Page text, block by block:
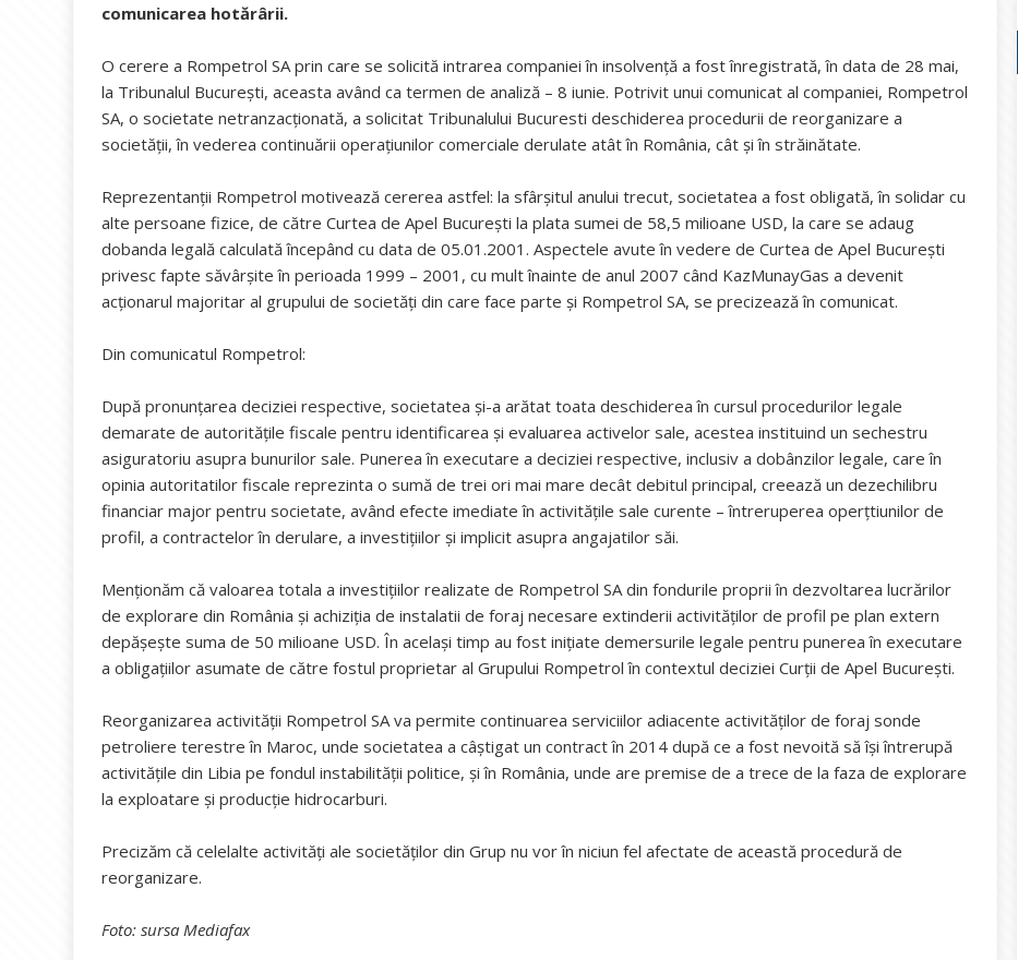
comunicarea hotărârii.
O cerere a Rompetrol SA prin care se solicită intrarea companiei în insolvență a fost înregistrată, în data de 28 mai,
la Tribunalul Bucureşti, aceasta având ca termen de analiză – 8 iunie. Potrivit unui comunicat al companiei, Rompetrol
SA, o societate netranzacționată, a solicitat Tribunalului Bucuresti deschiderea procedurii de reorganizare a
societății, în vederea continuării operațiunilor comerciale derulate atât în România, cât și în străinătate.
Reprezentanții Rompetrol motivează cererea astfel: la sfârșitul anului trecut, societatea a fost obligată, în solidar cu
alte persoane fizice, de către Curtea de Apel București la plata sumei de 58,5 milioane USD, la care se adaug
dobanda legală calculată începând cu data de 05.01.2001. Aspectele avute în vedere de Curtea de Apel București
privesc fapte săvârșite în perioada 1999 – 2001, cu mult înainte de anul 2007 când KazMunayGas a devenit
acționarul majoritar al grupului de societăți din care face parte și Rompetrol SA, se precizează în comunicat.
Din comunicatul Rompetrol:
După pronunțarea deciziei respective, societatea și-a arătat toata deschiderea în cursul procedurilor legale
demarate de autoritățile fiscale pentru identificarea și evaluarea activelor sale, acestea instituind un sechestru
asiguratoriu asupra bunurilor sale. Punerea în executare a deciziei respective, inclusiv a dobânzilor legale, care în
opinia autoritatilor fiscale reprezinta o sumă de trei ori mai mare decât debitul principal, creează un dezechilibru
financiar major pentru societate, având efecte imediate în activitățile sale curente – întreruperea operțtiunilor de
profil, a contractelor în derulare, a investițiilor și implicit asupra angajatilor săi.
Menționăm că valoarea totala a investițiilor realizate de Rompetrol SA din fondurile proprii în dezvoltarea lucrărilor
de explorare din România și achiziția de instalatii de foraj necesare extinderii activităților de profil pe plan extern
depășește suma de 50 milioane USD. În același timp au fost inițiate demersurile legale pentru punerea în executare
a obligațiilor asumate de către fostul proprietar al Grupului Rompetrol în contextul deciziei Curții de Apel București.
Reorganizarea activității Rompetrol SA va permite continuarea serviciilor adiacente activităților de foraj sonde
petroliere terestre în Maroc, unde societatea a câștigat un contract în 2014 după ce a fost nevoită să își întrerupă
activitățile din Libia pe fondul instabilității politice, și în România, unde are premise de a trece de la faza de explorare
la exploatare și producție hidrocarburi.
Precizăm că celelalte activități ale societăților din Grup nu vor în niciun fel afectate de această procedură de
reorganizare.
Foto: sursa Mediafax